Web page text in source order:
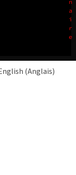
n
a
i
r
e
(Anglais)